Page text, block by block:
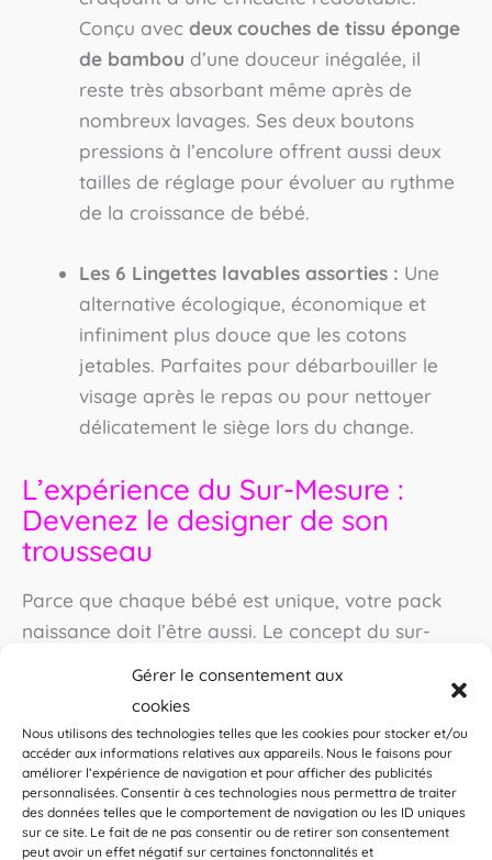
Gérer le consentement aux
cookies
Nous utilisons des technologies telles que les cookies pour stocker et/ou
accéder aux informations relatives aux appareils. Nous le faisons pour
améliorer l’expérience de navigation et pour afficher des publicités
personnalisées. Consentir à ces technologies nous permettra de traiter
des données telles que le comportement de navigation ou les ID uniques
sur ce site. Le fait de ne pas consentir ou de retirer son consentement
peut avoir un effet négatif sur certaines fonctonnalités et
Conçu avec deux couches de tissu éponge
de bambou d’une douceur inégalée, il
reste très absorbant même après de
nombreux lavages. Ses deux boutons
pressions à l’encolure offrent aussi deux
tailles de réglage pour évoluer au rythme
de la croissance de bébé.
Les 6 Lingettes lavables assorties : Une
alternative écologique, économique et
infiniment plus douce que les cotons
jetables. Parfaites pour débarbouiller le
visage après le repas ou pour nettoyer
délicatement le siège lors du change.
L’expérience du Sur-Mesure :
Devenez le designer de son
trousseau
Parce que chaque bébé est unique, votre pack
naissance doit l’être aussi. Le concept du sur-
thème de la chambre de l’enfant :
Le choix des matières et des motifs :
Velours côtelé élégant, double gaze de
coton légère, motifs fleuris poétiques